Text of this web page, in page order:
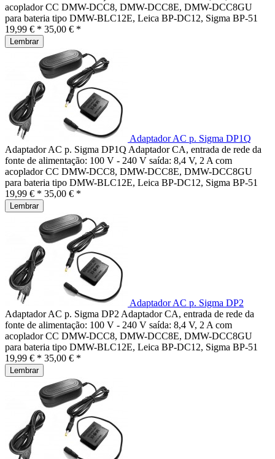
acoplador CC DMW-DCC8, DMW-DCC8E, DMW-DCC8GU
para bateria tipo DMW-BLC12E, Leica BP-DC12, Sigma BP-51
19,99 € * 35,00 € *
Lembrar
Adaptador AC p. Sigma DP1Q
Adaptador AC p. Sigma DP1Q Adaptador CA, entrada de rede da
fonte de alimentação: 100 V - 240 V saída: 8,4 V, 2 A com
acoplador CC DMW-DCC8, DMW-DCC8E, DMW-DCC8GU
para bateria tipo DMW-BLC12E, Leica BP-DC12, Sigma BP-51
19,99 € * 35,00 € *
Lembrar
Adaptador AC p. Sigma DP2
Adaptador AC p. Sigma DP2 Adaptador CA, entrada de rede da
fonte de alimentação: 100 V - 240 V saída: 8,4 V, 2 A com
acoplador CC DMW-DCC8, DMW-DCC8E, DMW-DCC8GU
para bateria tipo DMW-BLC12E, Leica BP-DC12, Sigma BP-51
19,99 € * 35,00 € *
Lembrar